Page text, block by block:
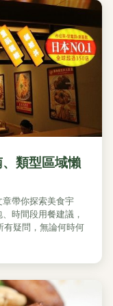
類型區域懶
帶你探索美食宇
時間段用餐建議，
有疑問，無論何時何